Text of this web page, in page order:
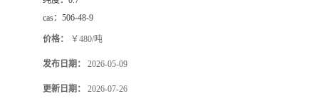
cas： 506-48-9
价格： ￥480/吨
发布日期： 2026-05-09
更新日期： 2026-07-26